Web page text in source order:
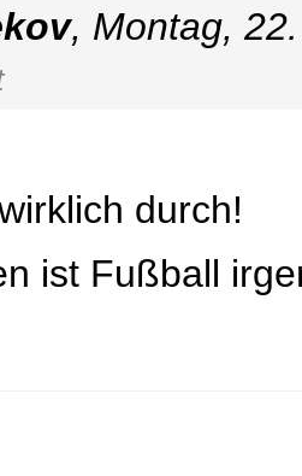
, Montag,
durch!
ist Fußball